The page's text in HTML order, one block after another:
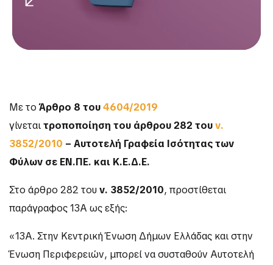
Με τοΆρθρο 8 του4604/2019
γίνεταιτροποποίηση του άρθρου 282 τουν.
3852/2010 – Αυτοτελή Γραφεία Ισότητας των
Φύλων σε ΕΝ.ΠΕ. και Κ.Ε.Δ.Ε.
Στο άρθρο 282 τουν. 3852/2010, προστίθεται
παράγραφος 13Α ως εξής:
«13Α. Στην Κεντρική Ένωση Δήμων Ελλάδας και στην
Ένωση Περιφερειών, μπορεί να συσταθούν Αυτοτελή